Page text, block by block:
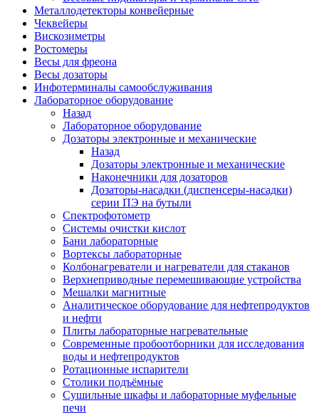
Металлодетекторы конвейерные
Чеквейеры
Вискозиметры
Ростомеры
Весы для фреона
Весы дозаторы
Инфотерминалы самообслуживания
Лабораторное оборудование
Назад
Лабораторное оборудование
Дозаторы электронные и механические
Назад
Дозаторы электронные и механические
Наконечники для дозаторов
Дозаторы-насадки (диспенсеры-насадки)
серии ПЭ на бутыли
Спектрофотометр
Системы очистки кислот
Бани лабораторные
Вортексы лабораторные
Колбонагреватели и нагреватели для стаканов
Верхнеприводные перемешивающие устройства
Мешалки магнитные
Аналитическое оборудование для нефтепродуктов
и нефти
Плиты лабораторные нагревательные
Современные пробоотборники для исследования
воды и нефтепродуктов
Ротационные испарители
Столики подъёмные
Сушильные шкафы и лабораторные муфельные
печи